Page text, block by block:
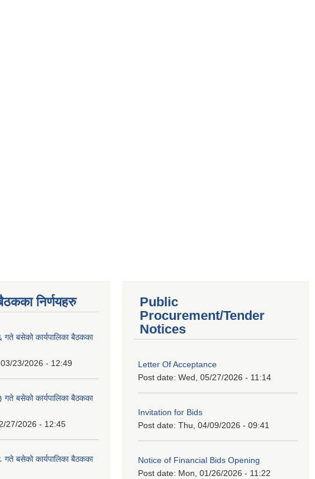
निर्णयहरु
बसेको कार्यपालिका बैठकका
23/2026 - 12:49
बसेको कार्यपालिका बैठकका
27/2026 - 12:45
बसेको कार्यपालिका बैठकका
Public
Procurement/Tender
Notices
Letter Of Acceptance
Post date: Wed, 05/27/2026 - 11:14
Invitation for Bids
Post date: Thu, 04/09/2026 - 09:41
Notice of Financial Bids Opening
Post date: Mon, 01/26/2026 - 11:22